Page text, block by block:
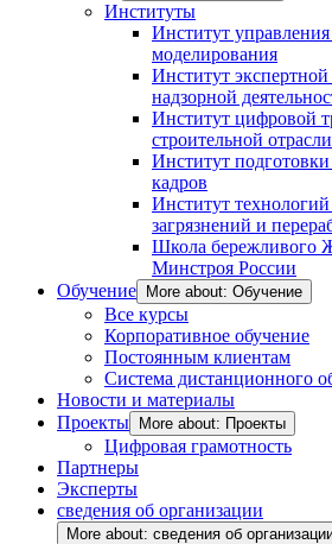
Институты
Институт
моделирования
Институт
надзорной
Институт цифровой
строительной отрасли
Институт
кадров
Институт
загрязнений и
Школа
Минстроя России
Обучение
More about: Обучение
Все курсы
Корпоративное обучение
Постоянным клиентам
Система дистанционного
Новости и материалы
Проекты
More about: Проекты
Цифровая грамотность
Партнеры
Эксперты
сведения об организации
More about: сведения об